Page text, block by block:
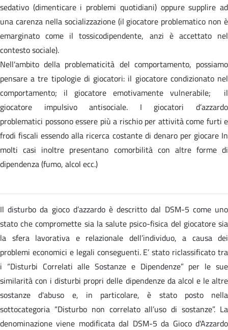
sedativo (dimenticare i problemi quotidiani) oppure supplire ad
una carenza nella socializzazione (il giocatore problematico non è
emarginato come il tossicodipendente, anzi è accettato nel
contesto sociale).
Nell'ambito della problematicità del comportamento, possiamo
pensare a tre tipologie di giocatori: il giocatore condizionato nel
comportamento; il giocatore emotivamente vulnerabile; il
giocatore impulsivo antisociale. I giocatori d’azzardo
problematici possono essere più a rischio per attività come furti e
frodi fiscali essendo alla ricerca costante di denaro per giocare In
molti casi inoltre presentano comorbilità con altre forme di
dipendenza (fumo, alcol ecc.)
Il disturbo da gioco d’azzardo è descritto dal DSM-5 come uno
stato che compromette sia la salute psico-fisica del giocatore sia
la sfera lavorativa e relazionale dell’individuo, a causa dei
problemi economici e legali conseguenti. E’ stato riclassificato tra
i “Disturbi Correlati alle Sostanze e Dipendenze” per le sue
similarità con i disturbi propri delle dipendenze da alcol e le altre
sostanze d'abuso e, in particolare, è stato posto nella
sottocategoria “Disturbo non correlato all’uso di sostanze”. La
denominazione viene modificata dal DSM-5 da Gioco d'Azzardo